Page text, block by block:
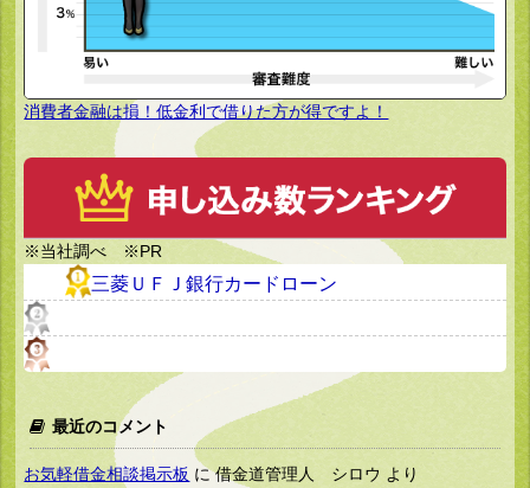
消費者金融は損！低金利で借りた方が得ですよ！
※当社調べ ※PR
三菱ＵＦＪ銀行カードローン
最近のコメント
お気軽借金相談掲示板 に借金道管理人 シロウ より